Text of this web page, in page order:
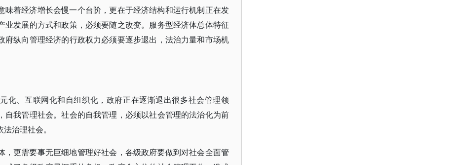
味着经济增长会慢一个台阶，更在于经济结构和运行机制正在发
业发展的方式和政策，必须要随之改变。服务型经济体总体特征
府纵向管理经济的行政权力必须要逐步退出，法治力量和市场机
化、互联网化和自组织化，政府正在逐渐退出很多社会管理领
自我管理社会。社会的自我管理，必须以社会管理的法治化为前
治理社会。
，更需要事无巨细地管理好社会，各级政府要做到对社会全面管